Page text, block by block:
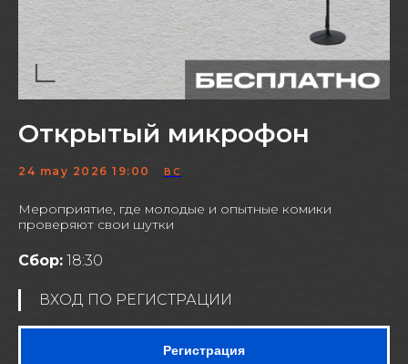
Открытый микрофон
24 may 2026 19:00 ВС
Мероприятие, где молодые и опытные комики
проверяют свои шутки
Сбор: 18:30
ВХОД ПО РЕГИСТРАЦИИ
Регистрация